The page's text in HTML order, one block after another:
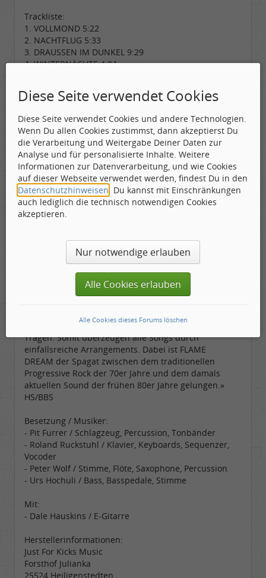
Trackliste:
1. VOLLMOND 5:22
2. NACHTFLUG 5:33
3. DRAUSSEN IM DUNKEL 9:29
4. WINTERNÄCHTE 4:04
Rezensions-Newsletter CARPE DIEM
Werk. Das über neunminütige Titelstück „Out in the
Dark“ zeigt, wie virtuos und geschickt die Musik von
FLAME DREAM angelegt ist. «Strange Meeting» – eine
einzigartig gelungene Suite mit einer Gesamtdauer
von über 16 Minuten. Grossartig!»
TS/CARPE DIEM
Rezension BBS
„Gerade Titel wie der dynamische Opener „Full
Flight“ erwecken durch die Hinzunahme von
Blasinstrumenten ein eigenes Flair und erweitern
die symphonische Komponente um moderate
Jazzelemente. Das Saxophon lässt dann auch
Erinnerung an einen Van der Graaf Generator
dreigeteilten Longtrack „Strange Meeting“ zum
Tragen. Somit überzeugen alle Songs durch
einfallsreiche Arrangements. Dabei ist FLAME
DREAM der Spagat zwischen dem traditionellen
Progressive Rock der 70er Jahre und dem damals
aktuellen Sound der frühen 80er Jahre gelungen.»
HS/BBS
Besetzung / Musiker:
- Pit Furrer / Schlagzeug, Percussion, Tonbänder
- Roland Ruckstuhl / Klavier, Keyboards, Sequenzer,
Vocoder
- Peter Wolf / Stimme, Flöte, Saxophone, Percussion
- Urs Hochuli / Bass, Basspedale, Stimme
Mit:
- Dale Hauskins / E-Gitarre
Herstellerinformationen:
Just For Kicks Music
Forsthof Julianka
25524 Heiligenstedten
Diese Seite verwendet Cookies
Diese Seite verwendet Cookies und andere Technologien.
Wenn Du allen Cookies zustimmst, dann akzeptierst Du
die Verarbeitung und Weitergabe Deiner Daten zur
Analyse und für personalisierte Inhalte. Weitere
Informationen zur Datenverarbeitung, und wie Cookies
auf dieser Webseite verwendet werden, findest Du in den
Datenschutzhinweisen . Du kannst mit Einschränkungen
auch lediglich die technisch notwendigen Cookies
akzeptieren.
Nur notwendige erlauben
Alle Cookies erlauben
Alle Cookies dieses Forums löschen